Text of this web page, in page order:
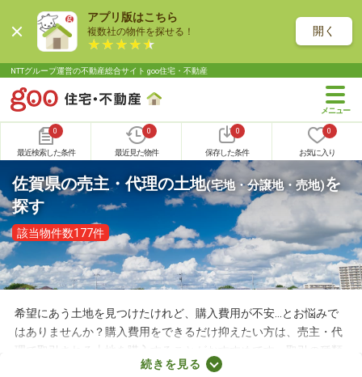
アプリ版はこちら
複数社の物件を探せる！ 開く
NTTグループ運営の不動産総合サイト goo住宅・不動産
0
最近検索した条件
0
最近見た物件
0
保存した条件
0
お気に入り
佐賀県の売主・代理の土地(宅地・分譲地・売地)を
探す
該当物件数177件
希望にあう土地を見つけたけれど、購入費用が不安…とお悩みで
はありませんか？購入費用をできるだけ抑えたい方は、売主・代
理で取引される土地を購入することがおすすめです。取引の種類
が売主、または代理の場合、仲介手数料がかからない大きなメリ
続きを見る